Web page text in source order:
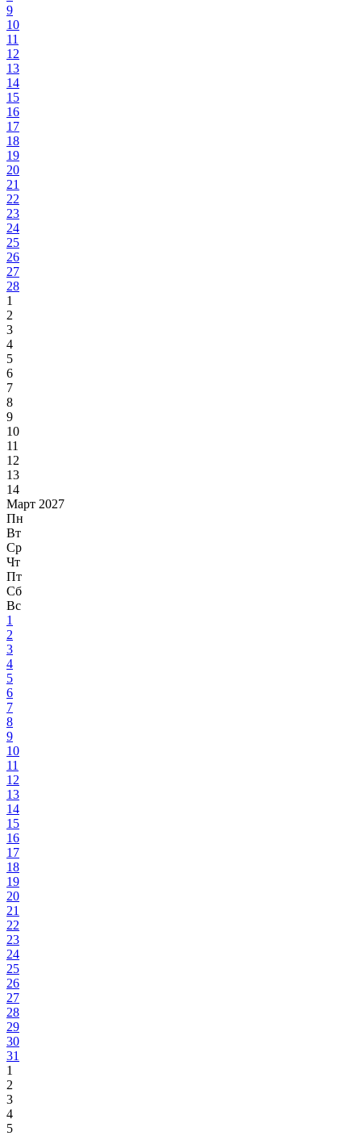
9
10
11
12
13
14
15
16
17
18
19
20
21
22
23
24
25
26
27
28
1
2
3
4
5
6
7
8
9
10
11
12
13
14
Март 2027
Пн
Вт
Ср
Чт
Пт
Сб
Вс
1
2
3
4
5
6
7
8
9
10
11
12
13
14
15
16
17
18
19
20
21
22
23
24
25
26
27
28
29
30
31
1
2
3
4
5